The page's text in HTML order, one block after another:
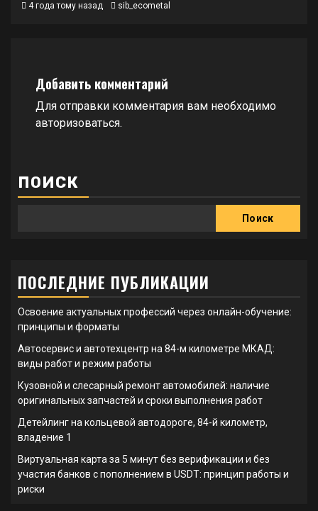
4 года тому назад sib_ecometal
Добавить комментарий
Для отправки комментария вам необходимо
авторизоваться.
ПОИСК
Поиск
ПОСЛЕДНИЕ ПУБЛИКАЦИИ
Освоение актуальных профессий через онлайн-обучение:
принципы и форматы
Автосервис и автотехцентр на 84-м километре МКАД:
виды работ и режим работы
Кузовной и слесарный ремонт автомобилей: наличие
оригинальных запчастей и сроки выполнения работ
Детейлинг на кольцевой автодороге, 84-й километр,
владение 1
Виртуальная карта за 5 минут без верификации и без
участия банков с пополнением в USDT: принцип работы и
риски